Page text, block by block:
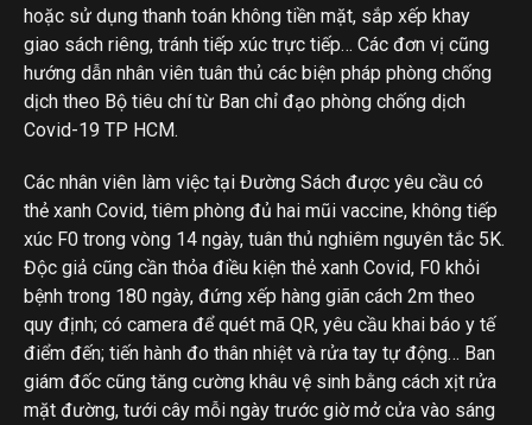
hoặc sử dụng thanh toán không tiền mặt, sắp xếp khay
giao sách riêng, tránh tiếp xúc trực tiếp… Các đơn vị cũng
hướng dẫn nhân viên tuân thủ các biện pháp phòng chống
dịch theo Bộ tiêu chí từ Ban chỉ đạo phòng chống dịch
Covid-19 TP HCM.
Các nhân viên làm việc tại Đường Sách được yêu cầu có
thẻ xanh Covid, tiêm phòng đủ hai mũi vaccine, không tiếp
xúc F0 trong vòng 14 ngày, tuân thủ nghiêm nguyên tắc 5K.
Độc giả cũng cần thỏa điều kiện thẻ xanh Covid, F0 khỏi
bệnh trong 180 ngày, đứng xếp hàng giãn cách 2m theo
quy định; có camera để quét mã QR, yêu cầu khai báo y tế
điểm đến; tiến hành đo thân nhiệt và rửa tay tự động… Ban
giám đốc cũng tăng cường khâu vệ sinh bằng cách xịt rửa
mặt đường, tưới cây mỗi ngày trước giờ mở cửa vào sáng